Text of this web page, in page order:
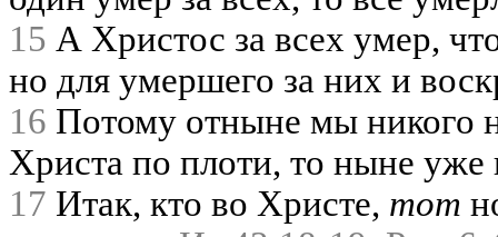
15 А Христос за всех умер,
но для умершего за них и
16 Потому отныне мы никого
Христа по плоти, то ныне уже
17 Итак, кто во Христе, тот